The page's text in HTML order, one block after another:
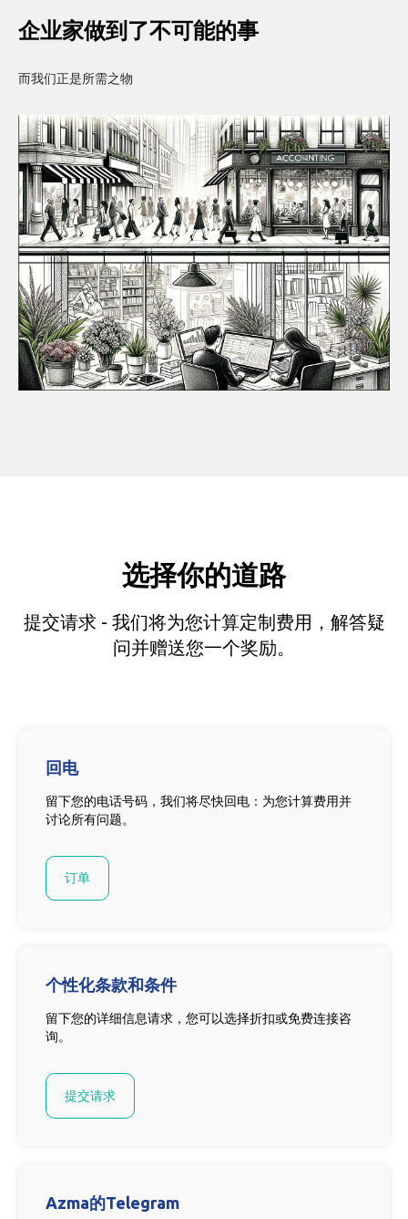
企业家做到了不可能的事
而我们正是所需之物
选择你的道路
提交请求 - 我们将为您计算定制费用，解答疑
问并赠送您一个奖励。
回电
留下您的电话号码，我们将尽快回电：为您计算费用并
讨论所有问题。
订单
个性化条款和条件
留下您的详细信息请求，您可以选择折扣或免费连接咨
询。
提交请求
Azma的Telegram